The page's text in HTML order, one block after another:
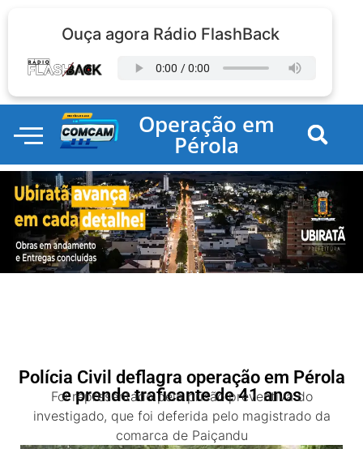
Ouça agora Rádio FlashBack
Operação em
Pérola
Polícia Civil deflagra operação em Pérola
e prende traficante de 41 anos
Foi representado pela prisão preventiva do
investigado, que foi deferida pelo magistrado da
comarca de Paiçandu